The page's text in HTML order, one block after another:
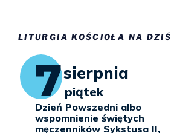
LITURGIA KOŚCIOŁA NA DZIŚ